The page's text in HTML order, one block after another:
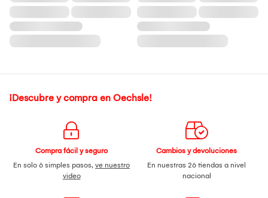
¡Descubre y compra en Oechsle!
Compra fácil y seguro
En solo 6 simples pasos, ve nuestro
video
Cambios y devoluciones
En nuestras 26 tiendas a nivel
nacional